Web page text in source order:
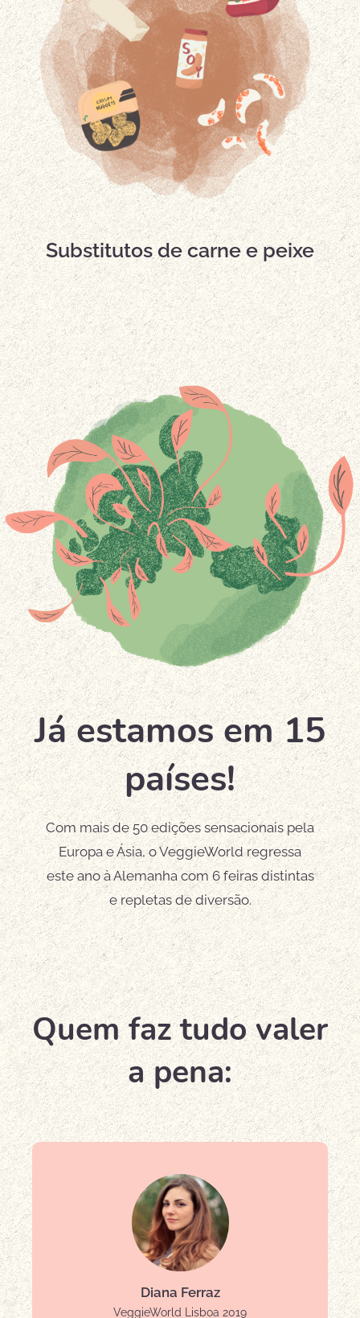
Substitutos de carne e peixe
Já estamos em 15
países!
Com mais de 50 edições sensacionais pela
Europa e Ásia, o VeggieWorld regressa
este ano à Alemanha com 6 feiras distintas
e repletas de diversão.
Quem faz tudo valer
a pena:
Diana Ferraz
VeggieWorld Lisboa 2019